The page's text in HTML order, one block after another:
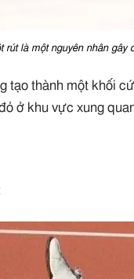
rút là một nguyên nhân gây
tạo thành một khối
ở khu vực xung